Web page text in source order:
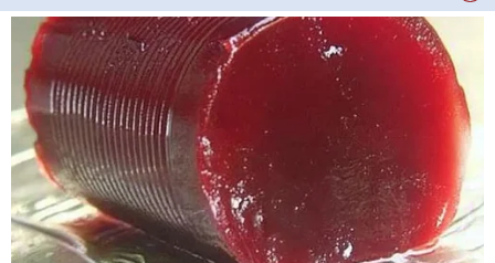
konzervaci, ale konzumuje se
pouze čerstvé.
Charakteristiky tohoto
kultivaru jsou téměř podobné
výše popsaným, jediným
rozdílem je průměrná